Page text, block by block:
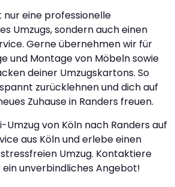
eine professionelle
Umzugs, sondern auch einen
Gerne übernehmen wir für
und Montage von Möbeln sowie
deiner Umzugskartons. So
zurücklehnen und dich auf
Zuhause in Randers freuen.
von Köln nach Randers auf
aus Köln und erlebe einen
Umzug. Kontaktiere
unverbindliches Angebot!